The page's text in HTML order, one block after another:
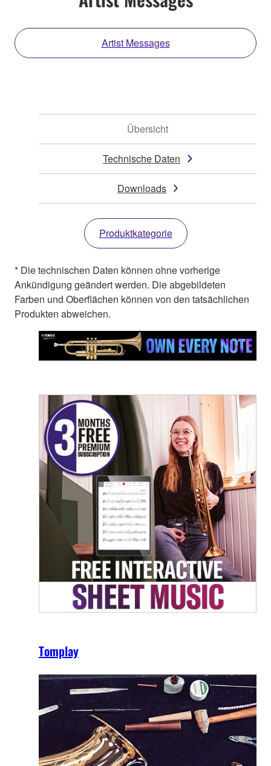
Artist Messages
Übersicht
Technische Daten
Downloads
Produktkategorie
* Die technischen Daten können ohne vorherige
Ankündigung geändert werden. Die abgebildeten
Farben und Oberflächen können von den tatsächlichen
Produkten abweichen.
Tomplay